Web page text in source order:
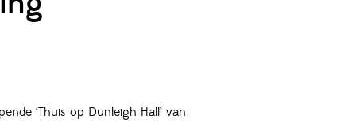
‘Thuis op Dunleigh Hall’ van